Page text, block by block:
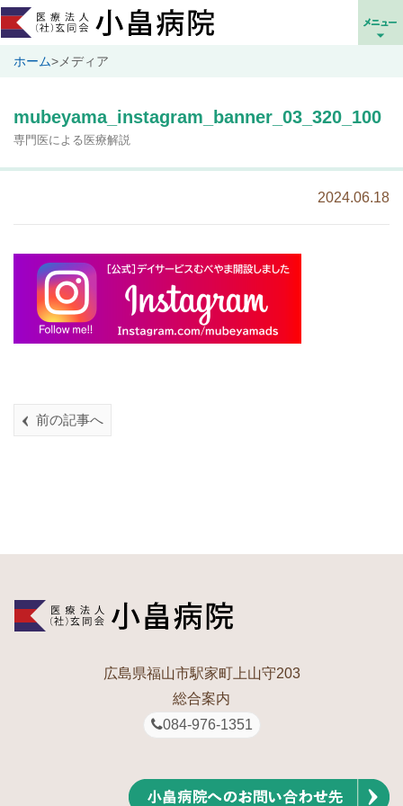
ホーム> メディア
mubeyama_instagram_banner_03_320_100
専門医による医療解説
2024.06.18
前の記事へ
広島県福山市駅家町上山守203
総合案内
084-976-1351